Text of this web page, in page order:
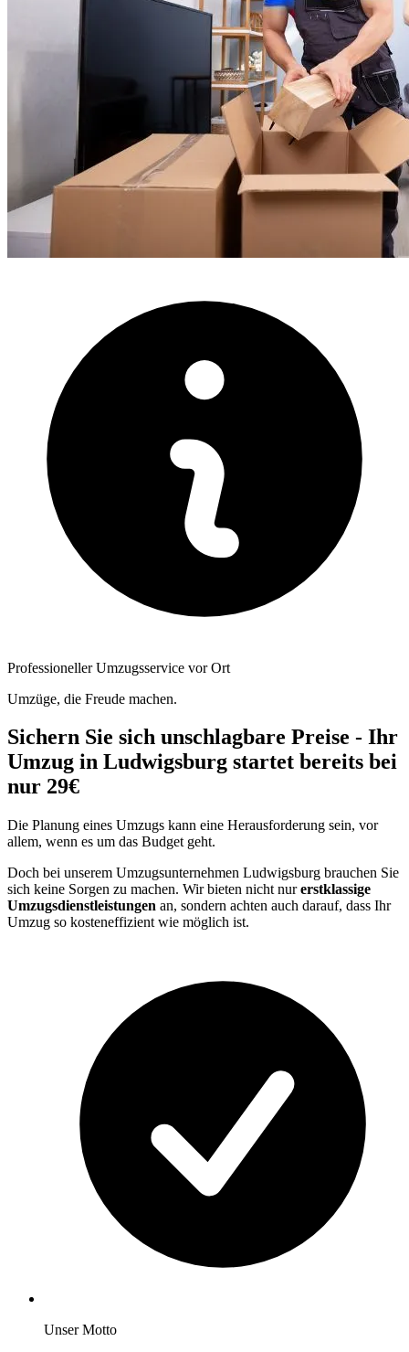
Professioneller Umzugsservice vor Ort
Umzüge, die Freude machen.
Sichern Sie sich unschlagbare Preise - Ihr
Umzug in Ludwigsburg startet bereits bei
nur 29€
Die Planung eines Umzugs kann eine Herausforderung sein, vor
allem, wenn es um das Budget geht.
Doch bei unserem Umzugsunternehmen Ludwigsburg brauchen Sie
sich keine Sorgen zu machen. Wir bieten nicht nurerstklassige
Umzugsdienstleistungen an, sondern achten auch darauf, dass Ihr
Umzug so kosteneffizient wie möglich ist.
Unser Motto